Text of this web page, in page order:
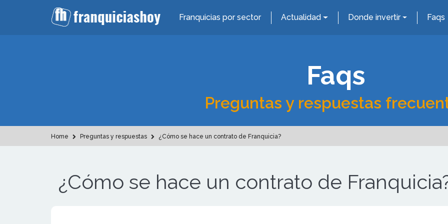
Franquicias por sector Actualidad Donde invertir Faqs
Faqs
Preguntas y respuestas
Home Preguntas y respuestas ¿Cómo se hace un contrato de Franquicia?
¿Cómo se hace un contrato de